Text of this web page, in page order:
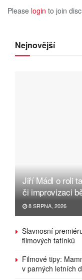
Please login to join
Nejnovější
Jiří Mádl o roli
či improvizaci
8 SRPNA, 2026
Slavnosní
filmových tatínků
Filmové tipy:
v parných letních